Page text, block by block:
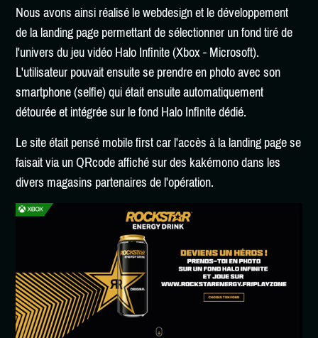
Nous avons ainsi réalisé le webdesign et le développement
de la landing page permettant de sélectionner un fond tiré de
l'univers du jeu vidéo Halo Infinite (Xbox - Microsoft).
L'utilisateur pouvait ensuite se prendre en photo avec son
smartphone (selfie) qui était ensuite automatiquement
détourée et intégrée sur le fond Halo Infinite dédié.
Le site était pensé mobile first car l'accès à la landing page se
faisait via un QRcode affiché sur des kakémono dans les
divers magasins partenaires de l'opération.